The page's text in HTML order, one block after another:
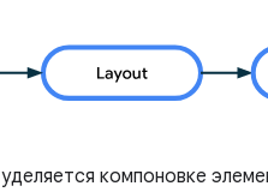
компоновке